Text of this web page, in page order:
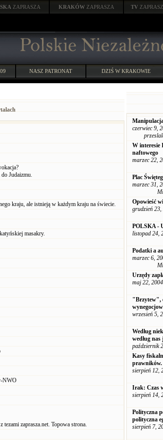
ZAPRASZA KRAKÓW ZAPRASZA TV
NASZ PATRONAT DZIŚ W KRAKOWIE
Judaizmu.
kraju, ale istnieją w każdym kraju na świecie.
masakry.
NWO
zaprasza.net. Topowa strona.
czerwiec 9,
W interesie
naftowego
marzec 22,
Plac
marzec 31,
Opowieść
grudzień 23,
POLSKA -
listopad 24,
Podatki a
marzec 6,
Urzędy
maj 22, 2004
"Brzytew",
wrzesień 5,
Według
według
październik
Kasy
prawników.
sierpień 12,
Irak: Czas
sierpień 14,
Polityczna
polityczna
sierpień 7,